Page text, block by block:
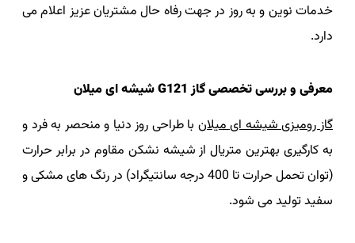
خدمات نوین و به روز در جهت رفاه حال مشتریان عزیز اعلام می
دارد.
معرفی و بررسی تخصصی گاز G121 شیشه ای میلان
گاز رومیزی شیشه ای میلان با طراحی روز دنیا و منحصر به فرد و
به کارگیری بهترین متریال از شیشه نشکن مقاوم در برابر حرارت
(توان تحمل حرارت تا 400 درجه سانتیگراد) در رنگ های مشکی و
سفید تولید می شود.